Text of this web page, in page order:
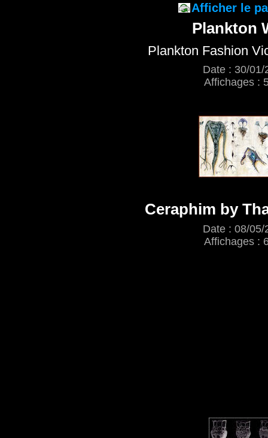
Afficher le
Plankton
Plankton Fashion
Date : 30/01/
Affichages :
Ceraphim by
Date : 08/05/
Affichages :